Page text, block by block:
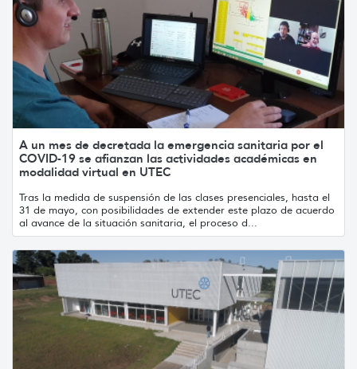
A un mes de decretada la emergencia sanitaria por el
COVID-19 se afianzan las actividades académicas en
modalidad virtual en UTEC
Tras la medida de suspensión de las clases presenciales, hasta el
31 de mayo, con posibilidades de extender este plazo de acuerdo
al avance de la situación sanitaria, el proceso d...